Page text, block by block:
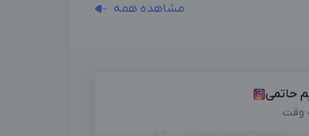
مشاهده همه
حاتمی
وقت